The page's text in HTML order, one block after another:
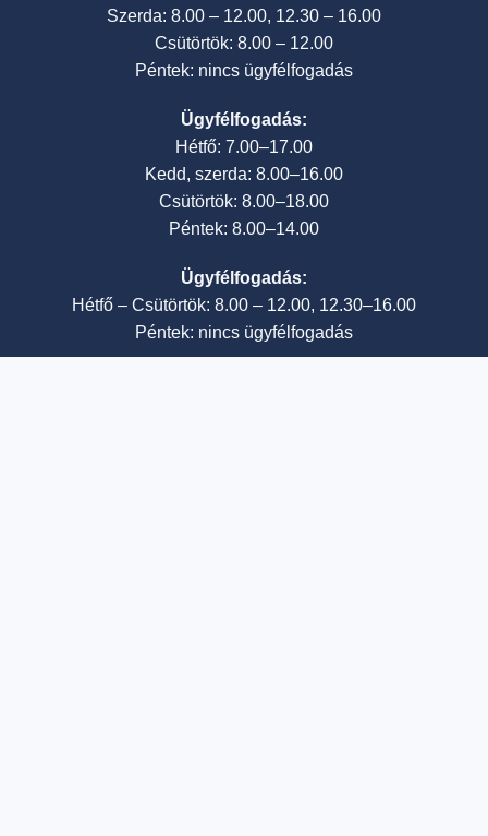
Szerda: 8.00 – 12.00, 12.30 – 16.00
Csütörtök: 8.00 – 12.00
Péntek: nincs ügyfélfogadás
Ügyfélfogadás:
Hétfő: 7.00–17.00
Kedd, szerda: 8.00–16.00
Csütörtök: 8.00–18.00
Péntek: 8.00–14.00
Ügyfélfogadás:
Hétfő – Csütörtök: 8.00 – 12.00, 12.30–16.00
Péntek: nincs ügyfélfogadás